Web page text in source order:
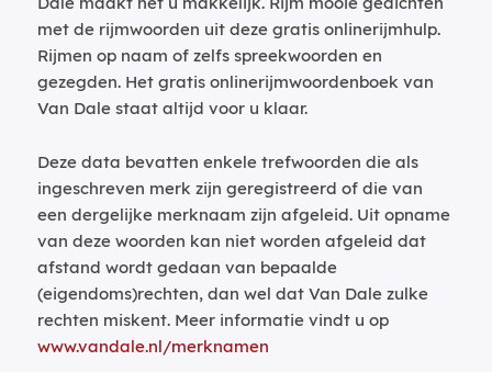
met de rijmwoorden uit deze gratis onlinerijmhulp.
Rijmen op naam of zelfs spreekwoorden en
gezegden. Het gratis onlinerijmwoordenboek van
Van Dale staat altijd voor u klaar.
Deze data bevatten enkele trefwoorden die als
ingeschreven merk zijn geregistreerd of die van
een dergelijke merknaam zijn afgeleid. Uit opname
van deze woorden kan niet worden afgeleid dat
afstand wordt gedaan van bepaalde
(eigendoms)rechten, dan wel dat Van Dale zulke
rechten miskent. Meer informatie vindt u op
www.vandale.nl/merknamen